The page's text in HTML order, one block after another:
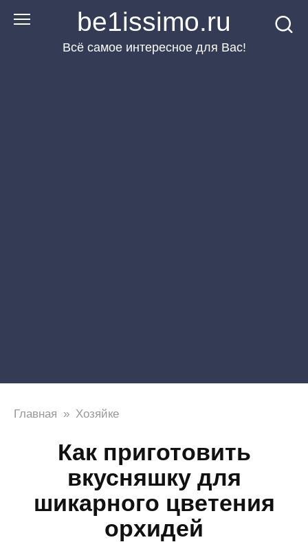
Перейти
be1issimo.ru
Всё самое интересное для Вас!
Главная » Хозяйке
Как приготовить
вкусняшку для
шикарного цветения
орхидей